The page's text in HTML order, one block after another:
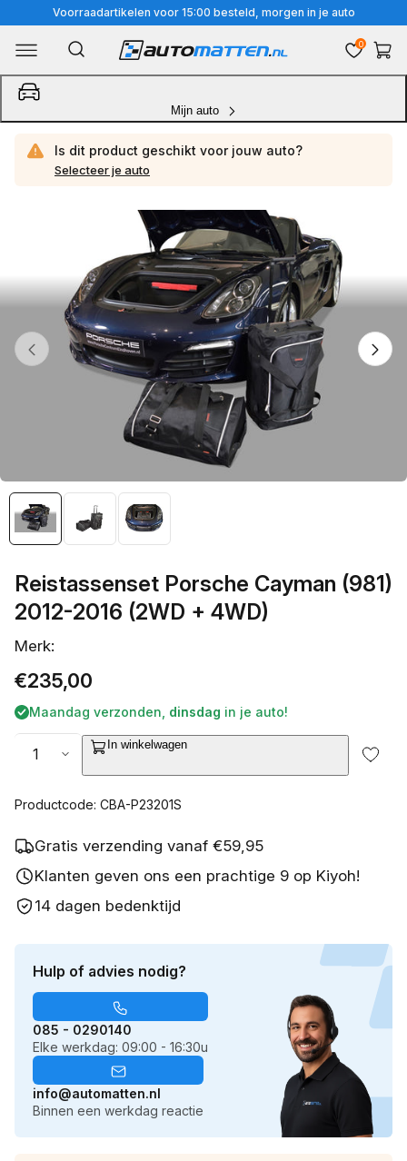
naar
content
Voorraadartikelen voor 15:00 besteld, morgen in je auto
Mijn auto
0
Is dit product geschikt voor jouw auto?
Selecteer je auto
productinformatie
1
van
media
openen
in
galerieweergave
1/van
3
Reistassenset Porsche Cayman (981)
2012-2016 (2WD + 4WD)
Merk:
Normale
prijs
€235,00
Maandag verzonden, dinsdag in je auto!
In winkelwagen
Productcode: CBA-P23201S
Gratis verzending vanaf €59,95
Klanten geven ons een prachtige 9 op Kiyoh!
14 dagen bedenktijd
Hulp of advies nodig?
085 - 0290140
Elke werkdag: 09:00 - 16:30u
info@automatten.nl
Binnen een werkdag reactie